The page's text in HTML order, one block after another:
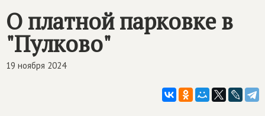
Контакты
О платной парковке в
"Пулково"
19 ноября 2024